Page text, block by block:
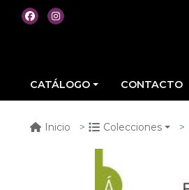
CATÁLOGO CONTACTO
Inicio Colecciones